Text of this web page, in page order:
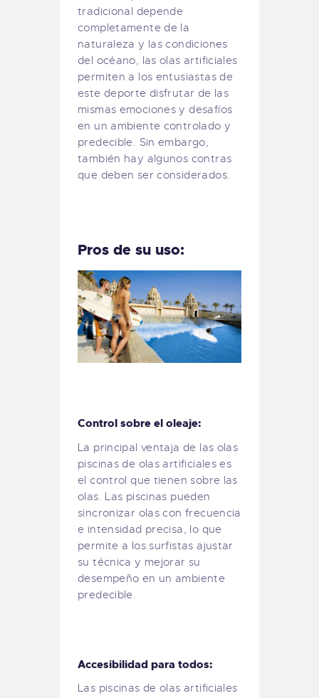
tradicional depende
completamente de la
naturaleza y las condiciones
del océano, las olas artificiales
permiten a los entusiastas de
este deporte disfrutar de las
mismas emociones y desafíos
en un ambiente controlado y
predecible. Sin embargo,
también hay algunos contras
que deben ser considerados.
Pros de su uso:
Control sobre el oleaje:
La principal ventaja de las olas
piscinas de olas artificiales es
el control que tienen sobre las
olas. Las piscinas pueden
sincronizar olas con frecuencia
e intensidad precisa, lo que
permite a los surfistas ajustar
su técnica y mejorar su
desempeño en un ambiente
predecible.
Accesibilidad para todos:
Las piscinas de olas artificiales